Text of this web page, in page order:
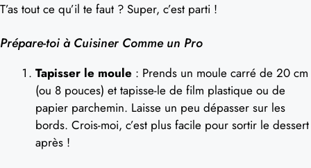
T’as tout ce qu’il te faut ? Super, c’est parti !
Prépare-toi à Cuisiner Comme un Pro
Tapisser le moule : Prends un moule carré de 20 cm
(ou 8 pouces) et tapisse-le de film plastique ou de
papier parchemin. Laisse un peu dépasser sur les
bords. Crois-moi, c’est plus facile pour sortir le dessert
après !